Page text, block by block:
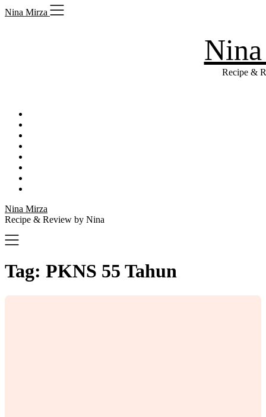
Skip
to
Nina Mirza
Recipe &
Nina Mirza
Recipe & Review by Nina
Tag: PKNS 55 Tahun